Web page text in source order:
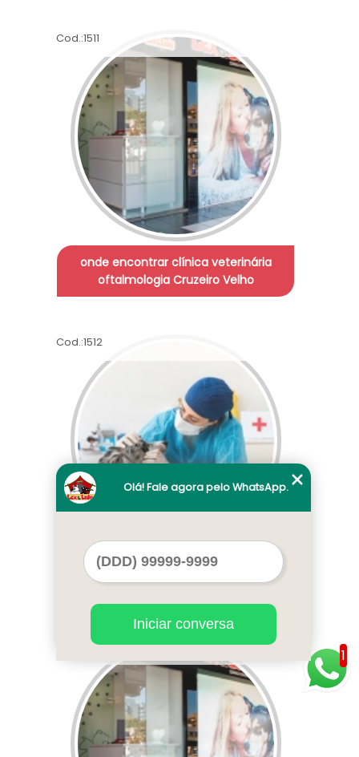
Cod.:1511
onde encontrar clínica veterinária
oftalmologia Cruzeiro Velho
Cod.:1512
clínica veterinária dermatologia
telefone Planaltina
1513
1
Olá! Fale agora pelo WhatsApp.
Iniciar conversa